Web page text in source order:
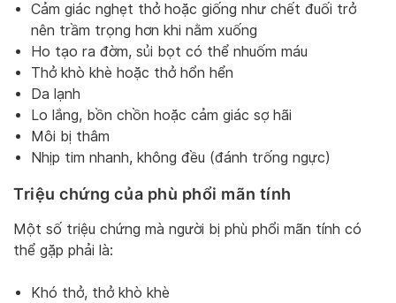
Cảm giác nghẹt thở hoặc giống như chết đuối trở
nên trầm trọng hơn khi nằm xuống
Ho tạo ra đờm, sủi bọt có thể nhuốm máu
Thở khò khè hoặc thở hổn hển
Da lạnh
Lo lắng, bồn chồn hoặc cảm giác sợ hãi
Môi bị thâm
Nhịp tim nhanh, không đều (đánh trống ngực)
Triệu chứng của phù phổi mãn tính
Một số triệu chứng mà người bị phù phổi mãn tính có
thể gặp phải là:
Khó thở, thở khò khè